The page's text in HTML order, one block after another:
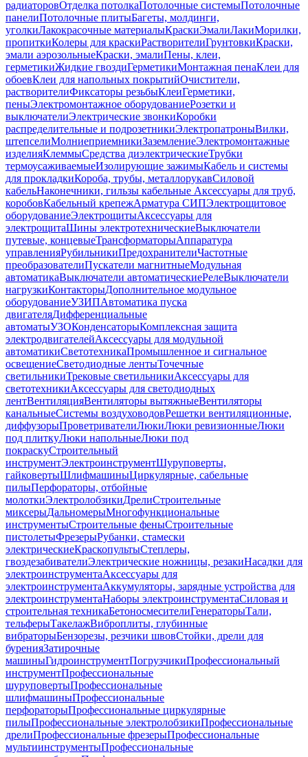
радиаторовОтделка потолкаПотолочные системыПотолочные
панелиПотолочные плитыБагеты, молдинги,
уголкиЛакокрасочные материалыКраскиЭмалиЛакиМорилки,
пропиткиКолеры для краскиРастворителиГрунтовкиКраски,
эмали аэрозольныеКраски, эмалиПены, клеи,
герметикиЖидкие гвоздиГерметикиМонтажная пенаКлеи для
обоевКлеи для напольных покрытийОчистители,
растворителиФиксаторы резьбыКлеиГерметики,
пеныЭлектромонтажное оборудованиеРозетки и
выключателиЭлектрические звонкиКоробки
распределительные и подрозетникиЭлектропатроныВилки,
штепселиМолниеприемникиЗаземлениеЭлектромонтажные
изделияКлеммыСредства диэлектрическиеТрубки
термоусаживаемыеИзолирующие зажимыКабель и системы
для прокладкиКороба, трубы, металлорукавСиловой
кабельНаконечники, гильзы кабельные Аксессуары для труб,
коробовКабельный крепежАрматура СИПЭлектрощитовое
оборудованиеЭлектрощитыАксессуары для
электрощитаШины электротехническиеВыключатели
путевые, концевыеТрансформаторыАппаратура
управленияРубильникиПредохранителиЧастотные
преобразователиПускатели магнитныеМодульная
автоматикаВыключатели автоматическиеРелеВыключатели
нагрузкиКонтакторыДополнительное модульное
оборудованиеУЗИПАвтоматика пуска
двигателяДифференциальные
автоматыУЗОКонденсаторыКомплексная защита
электродвигателейАксессуары для модульной
автоматикиСветотехникаПромышленное и сигнальное
освещениеСветодиодные лентыТочечные
светильникиТрековые светильникиАксессуары для
светотехникиАксессуары для светодиодных
лентВентиляцияВентиляторы вытяжныеВентиляторы
канальныеСистемы воздуховодовРешетки вентиляционные,
диффузорыПроветривателиЛюкиЛюки ревизионныеЛюки
под плиткуЛюки напольныеЛюки под
покраскуСтроительный
инструментЭлектроинструментШуруповерты,
гайковертыШлифмашиныЦиркулярные, сабельные
пилыПерфораторы, отбойные
молоткиЭлектролобзикиДрелиСтроительные
миксерыДальномерыМногофункциональные
инструментыСтроительные феныСтроительные
пистолетыФрезерыРубанки, стамески
электрическиеКраскопультыСтеплеры,
гвоздезабивателиЭлектрические ножницы, резакиНасадки для
электроинструментаАксессуары для
электроинструментаАккумуляторы, зарядные устройства для
электроинструментаНаборы электроинструментаСиловая и
строительная техникаБетоносмесителиГенераторыТали,
тельферыТакелажВиброплиты, глубинные
вибраторыБензорезы, резчики швовСтойки, дрели для
буренияЗатирочные
машиныГидроинструментПогрузчикиПрофессиональный
инструментПрофессиональные
шуруповертыПрофессиональные
шлифмашиныПрофессиональные
перфораторыПрофессиональные циркулярные
пилыПрофессиональные электролобзикиПрофессиональные
дрелиПрофессиональные фрезерыПрофессиональные
мультиинструментыПрофессиональные